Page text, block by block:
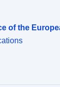
of the